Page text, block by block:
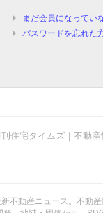
まだ会員になってい
パスワードを忘れた
住宅タイムズ｜不動
不動産ニュース。不動